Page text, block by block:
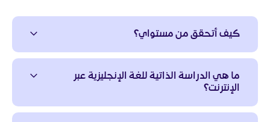
كيف أتحقق من مستواي؟
ما هي الدراسة الذاتية للغة الإنجليزية عبر
الإنترنت؟